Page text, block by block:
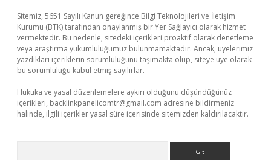
Sitemiz, 5651 Sayılı Kanun gereğince Bilgi Teknolojileri ve İletişim
Kurumu (BTK) tarafından onaylanmış bir Yer Sağlayıcı olarak hizmet
vermektedir. Bu nedenle, sitedeki içerikleri proaktif olarak denetleme
veya araştırma yükümlülüğümüz bulunmamaktadır. Ancak, üyelerimiz
yazdıkları içeriklerin sorumluluğunu taşımakta olup, siteye üye olarak
bu sorumluluğu kabul etmiş sayılırlar.
Hukuka ve yasal düzenlemelere aykırı olduğunu düşündüğünüz
içerikleri, backlinkpanelicomtr@gmail.com adresine bildirmeniz
halinde, ilgili içerikler yasal süre içerisinde sitemizden kaldırılacaktır.